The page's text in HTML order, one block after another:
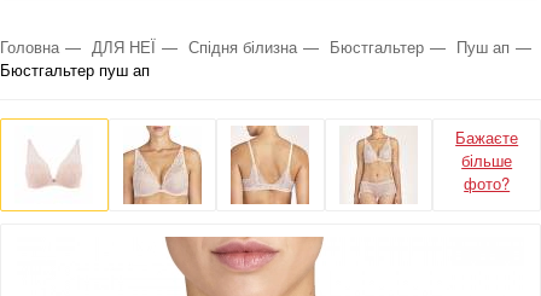
Головна ДЛЯ НЕЇ Спідня білизна Бюстгальтер
Пуш ап
Бюстгальтер пуш ап
Бажаєте
більше
фото?